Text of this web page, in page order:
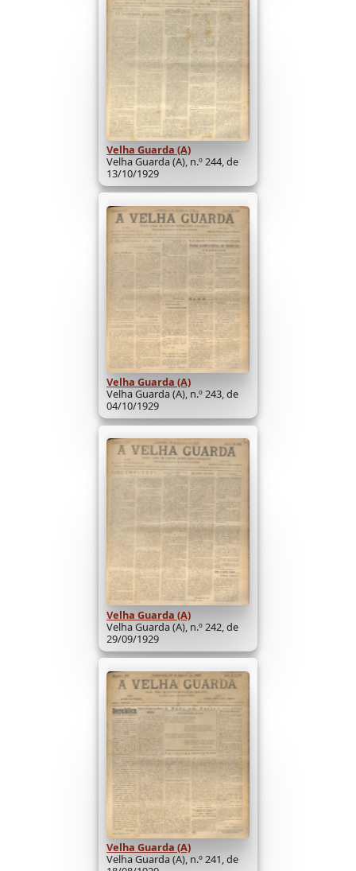
Velha Guarda (A)
Velha Guarda (A), n.º 244, de
13/10/1929
Velha Guarda (A)
Velha Guarda (A), n.º 243, de
04/10/1929
Velha Guarda (A)
Velha Guarda (A), n.º 242, de
29/09/1929
Velha Guarda (A)
Velha Guarda (A), n.º 241, de